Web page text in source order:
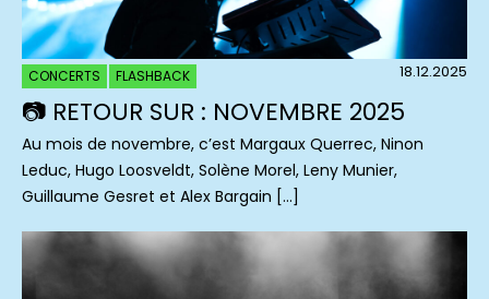
CONCERTS FLASHBACK 18.12.2025
📷 RETOUR SUR : NOVEMBRE 2025
Au mois de novembre, c’est Margaux Querrec, Ninon
Leduc, Hugo Loosveldt, Solène Morel, Leny Munier,
Guillaume Gesret et Alex Bargain […]